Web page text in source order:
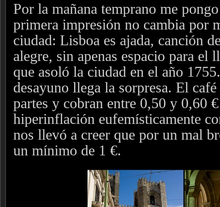
Por la mañana temprano me
primera impresión no cambia por
ciudad: Lisboa es ajada, canción
alegre, sin apenas espacio para el
que asoló la ciudad en el año
desayuno llega la sorpresa. El
partes y cobran entre 0,50 y 0,60
hiperinflación eufemísticamente
nos llevó a creer que por un mal
un mínimo de 1 €.